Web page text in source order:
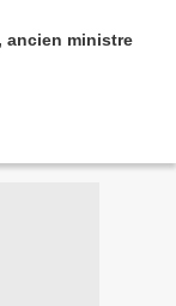
ancien ministre